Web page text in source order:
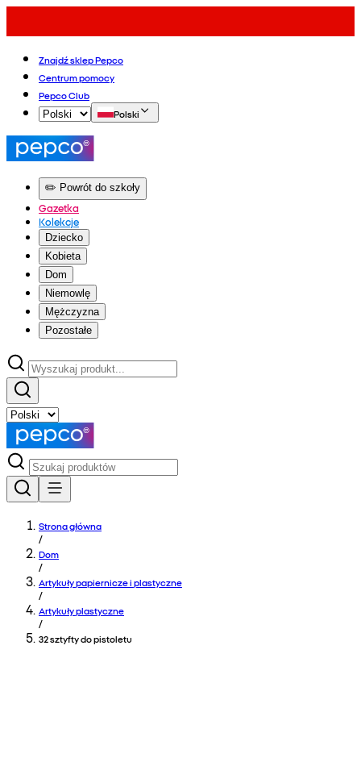
Znajdź sklep Pepco
Centrum pomocy
Pepco Club
Polski
✏️ Powrót do szkoły
Gazetka
Kolekcje
Dziecko
Kobieta
Dom
Niemowlę
Mężczyzna
Pozostałe
Strona główna
/
Dom
/
Artykuły papiernicze i plastyczne
/
Artykuły plastyczne
/
32 sztyfty do pistoletu